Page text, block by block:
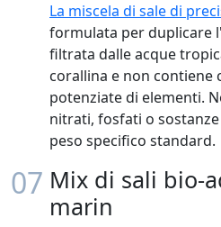
La miscela di sale di
formulata per duplicare
filtrata dalle acque
corallina e non contiene
potenziate di elementi.
nitrati, fosfati o
peso specifico standard.
07 Mix di sali bio-
marin